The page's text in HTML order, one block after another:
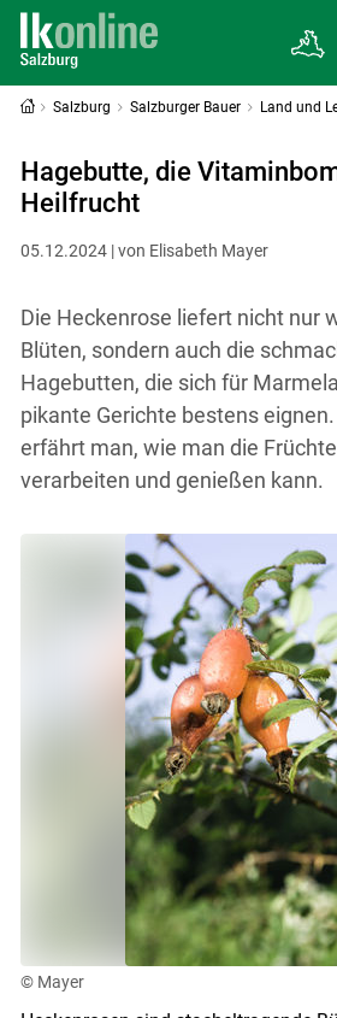
Salzburg Salzburger Bauer Land und
Hagebutte, die
Heilfrucht
05.12.2024 | von Elisabeth Mayer
Die Heckenrose liefert nicht nur
Blüten, sondern auch die
Hagebutten, die sich für
pikante Gerichte bestens
erfährt man, wie man die
verarbeiten und genießen kann.
© Mayer